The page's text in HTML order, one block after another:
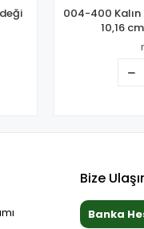
004-400 Kalın
10,16
Bize
Banka